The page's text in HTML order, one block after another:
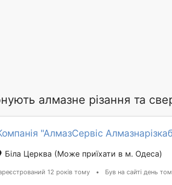
алмазне різання та
"АлмазСервіс
Біла Церква (Може приїхати в м. Одеса)
12 років тому • Був на сайті день